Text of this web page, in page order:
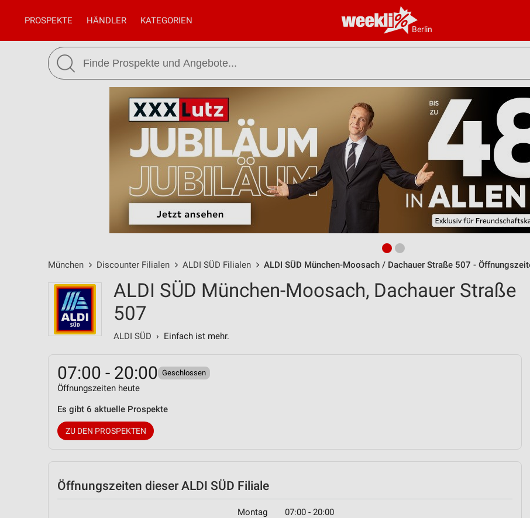
Berlin
PROSPEKTE HÄNDLER KATEGORIEN
München Discounter Filialen ALDI SÜD Filialen ALDI SÜD München-Moosach / Dachauer Straße 507 -
ALDI SÜD München-Moosach, Dachauer Straße
507
ALDI SÜD › Einfach ist mehr.
07:00 - 20:00 Geschlossen
Öffnungszeiten heute
Es gibt 6 aktuelle Prospekte
ZU DEN PROSPEKTEN
Öffnungszeiten dieser ALDI SÜD Filiale
Montag 07:00 - 20:00